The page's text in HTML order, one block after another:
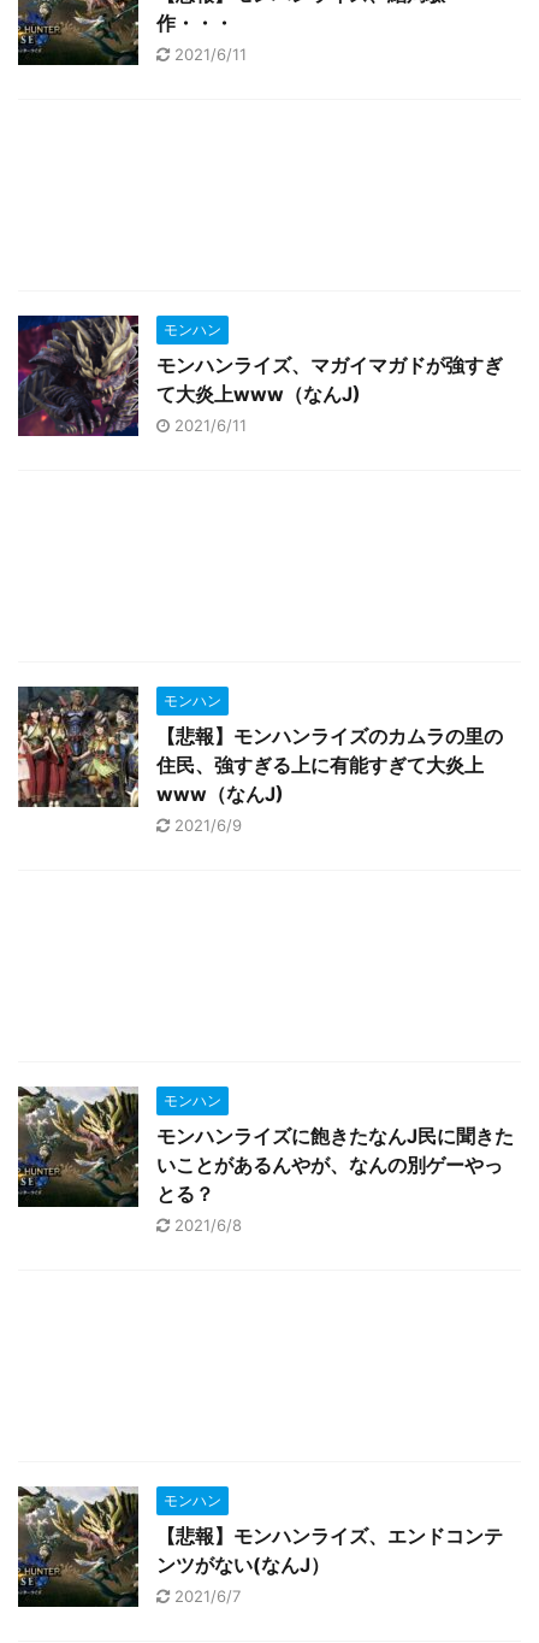
作・・・
2021/6/11
モンハン
モンハンライズ、マガイマガドが強すぎ
て大炎上www（なんJ)
2021/6/11
モンハン
【悲報】モンハンライズのカムラの里の
住民、強すぎる上に有能すぎて大炎上
www（なんJ)
2021/6/9
モンハン
モンハンライズに飽きたなんJ民に聞きた
いことがあるんやが、なんの別ゲーやっ
とる？
2021/6/8
モンハン
【悲報】モンハンライズ、エンドコンテ
ンツがない(なんJ）
2021/6/7